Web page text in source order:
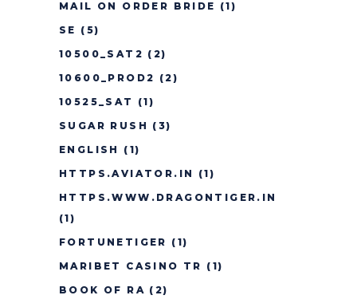
MAIL ON ORDER BRIDE (1)
SE (5)
10500_SAT2 (2)
10600_PROD2 (2)
10525_SAT
(1)
SUGAR RUSH (3)
ENGLISH
(1)
HTTPS.AVIATOR.IN
(1)
HTTPS.WWW.DRAGONTIGER.IN
(1)
FORTUNETIGER (1)
MARIBET CASINO TR (1)
BOOK OF RA (2)